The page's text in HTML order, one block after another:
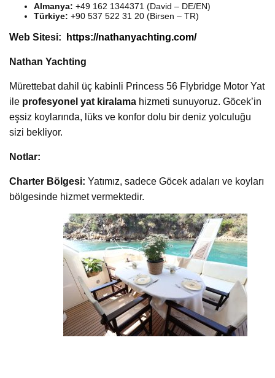
Almanya: +49 162 1344371 (David – DE/EN)
Türkiye: +90 537 522 31 20 (Birsen – TR)
Web Sitesi: https://nathanyachting.com/
Nathan Yachting
Mürettebat dahil üç kabinli Princess 56 Flybridge Motor Yat
ile profesyonel yat kiralama hizmeti sunuyoruz. Göcek’in
eşsiz koylarında, lüks ve konfor dolu bir deniz yolculuğu
sizi bekliyor.
Notlar:
Charter Bölgesi: Yatımız, sadece Göcek adaları ve koyları
bölgesinde hizmet vermektedir.